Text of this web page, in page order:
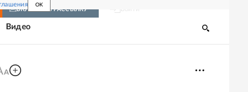
OK
ВКЛЮЧИТЬ РАССЫЛКУ
Видео